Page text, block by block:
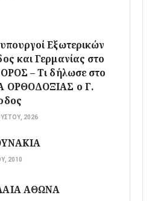
Εξωτερικών
και Γερμανίας στο
– Τι δήλωσε στο
ΟΡΘΟΔΟΞΙΑΣ ο Γ.
2026
2010
ΑΘΩΝΑ